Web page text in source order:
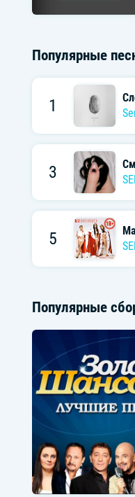
Популярные
1
3
5
Популярные